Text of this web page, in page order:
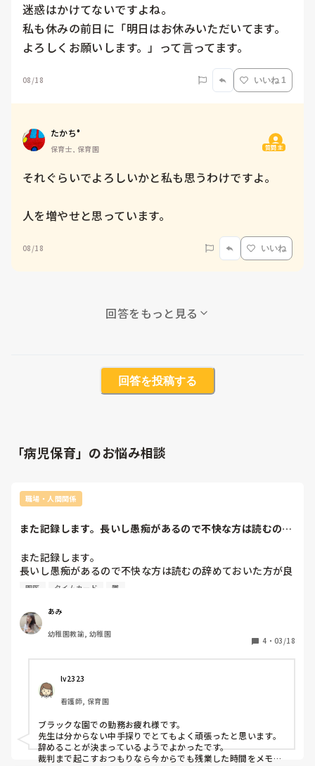
迷惑はかけてないですよね。
私も休みの前日に「明日はお休みいただいてます。
よろしくお願いします。」って言ってます。
08/18 いいね 1
たかち°
保育士, 保育園 質問主
それぐらいでよろしいかと私も思うわけですよ。
人を増やせと思っています。
08/18 いいね
回答をもっと見る
回答を投稿する
「病児保育」のお悩み相談
職場・人間関係
また記録します。長いし愚痴があるので不快な方は読むの辞
また記録します。
長いし愚痴があるので不快な方は読むの辞めておいた方が良
いです(^◇^;)
去年の6月末から働きはじめたこの園…
3月いっぱいで退職する事になりました。
フリーでしたが1年目の先生が途中で辞めたので11月後半か
急遽担任になってから副園長園長からの苛めは無かったので
すが（むしろ優しくなっていた）
退職が決定した先週から副園長、園長からの苛めがまた再発
してしまいました。
今月は卒園式の準備で他の学年の先生も年長クラスの手伝い
詰めで自分のクラスの事ができていませんでした。（保育が
終わればすぐに卒園式の準備）
そして昨日卒園式でした。
園医 タイムカード 鬱
あみ
幼稚園教諭, 幼稚園
4 ・ 03/18
lv2323
看護師, 保育園
ブラックな園での勤務お疲れ様です。
先生は分からない中手探りでとてもよく頑張ったと思います。
辞めることが決まっているようでよかったです。
裁判まで起こすおつもりなら今からでも残業した時間をメモし